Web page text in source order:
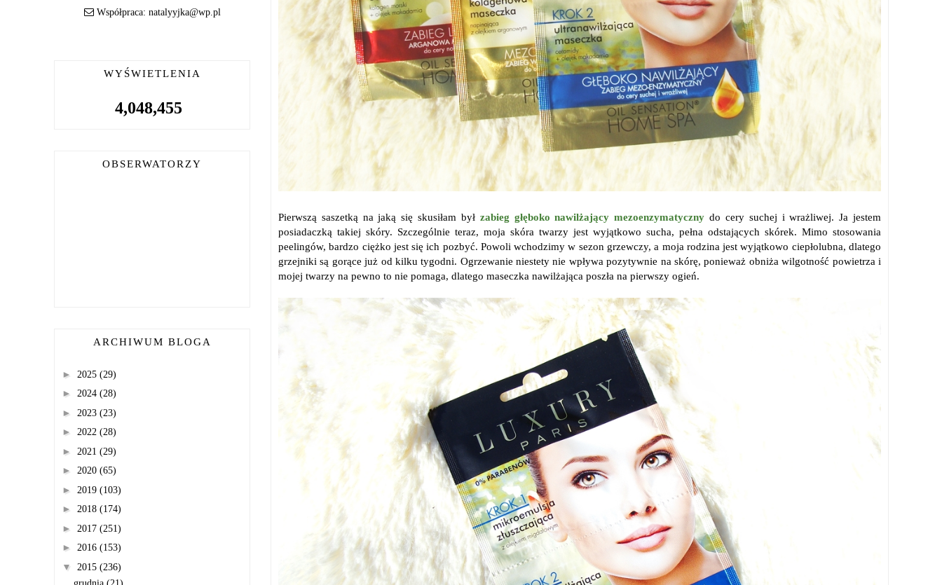
Pierwszą saszetką na jaką się skusiłam był zabieg głęboko nawilżający mezoenzymatyczny do cery suchej i wrażliwej. Ja jestem
posiadaczką takiej skóry. Szczególnie teraz, moja skóra twarzy jest wyjątkowo sucha, pełna odstających skórek. Mimo stosowania
peelingów, bardzo ciężko jest się ich pozbyć. Powoli wchodzimy w sezon grzewczy, a moja rodzina jest wyjątkowo ciepłolubna, dlatego
grzejniki są gorące już od kilku tygodni. Ogrzewanie niestety nie wpływa pozytywnie na skórę, ponieważ obniża wilgotność powietrza i
mojej twarzy na pewno to nie pomaga, dlatego maseczka nawilżająca poszła na pierwszy ogień.
Współpraca: natalyyjka@wp.pl
WYŚWIETLENIA
4,048,455
OBSERWATORZY
ARCHIWUM BLOGA
► 2025 (29)
► 2024 (28)
► 2023 (23)
► 2022 (28)
► 2021 (29)
► 2020 (65)
► 2019 (103)
► 2018 (174)
► 2017 (251)
► 2016 (153)
▼ 2015 (236)
grudnia (21)